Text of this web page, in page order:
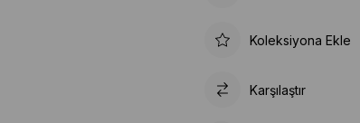
Koleksiyona Ekle
Karşılaştır